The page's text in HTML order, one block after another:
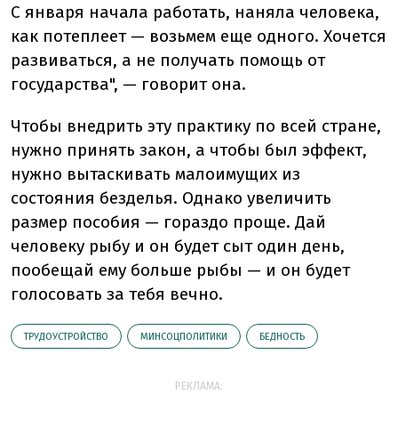
С января начала работать, наняла человека,
как потеплеет — возьмем еще одного. Хочется
развиваться, а не получать помощь от
государства", — говорит она.
Чтобы внедрить эту практику по всей стране,
нужно принять закон, а чтобы был эффект,
нужно вытаскивать малоимущих из
состояния безделья. Однако увеличить
размер пособия — гораздо проще. Дай
человеку рыбу и он будет сыт один день,
пообещай ему больше рыбы — и он будет
голосовать за тебя вечно.
ТРУДОУСТРОЙСТВО МИНСОЦПОЛИТИКИ БЕДНОСТЬ
РЕКЛАМА: